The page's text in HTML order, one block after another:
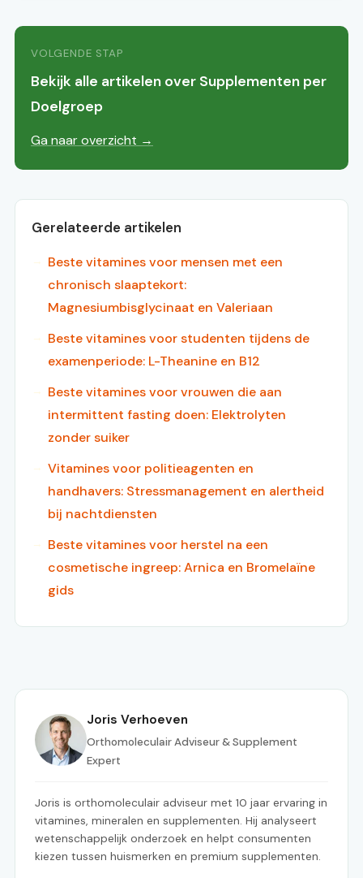
VOLGENDE STAP
Bekijk alle artikelen over Supplementen per
Doelgroep
Ga naar overzicht →
Gerelateerde artikelen
Beste vitamines voor mensen met een
chronisch slaaptekort:
Magnesiumbisglycinaat en Valeriaan
Beste vitamines voor studenten tijdens de
examenperiode: L-Theanine en B12
Beste vitamines voor vrouwen die aan
intermittent fasting doen: Elektrolyten
zonder suiker
Vitamines voor politieagenten en
handhavers: Stressmanagement en alertheid
bij nachtdiensten
Beste vitamines voor herstel na een
cosmetische ingreep: Arnica en Bromelaïne
gids
Joris Verhoeven
Orthomoleculair Adviseur & Supplement
Expert
Joris is orthomoleculair adviseur met 10 jaar ervaring in
vitamines, mineralen en supplementen. Hij analyseert
wetenschappelijk onderzoek en helpt consumenten
kiezen tussen huismerken en premium supplementen.